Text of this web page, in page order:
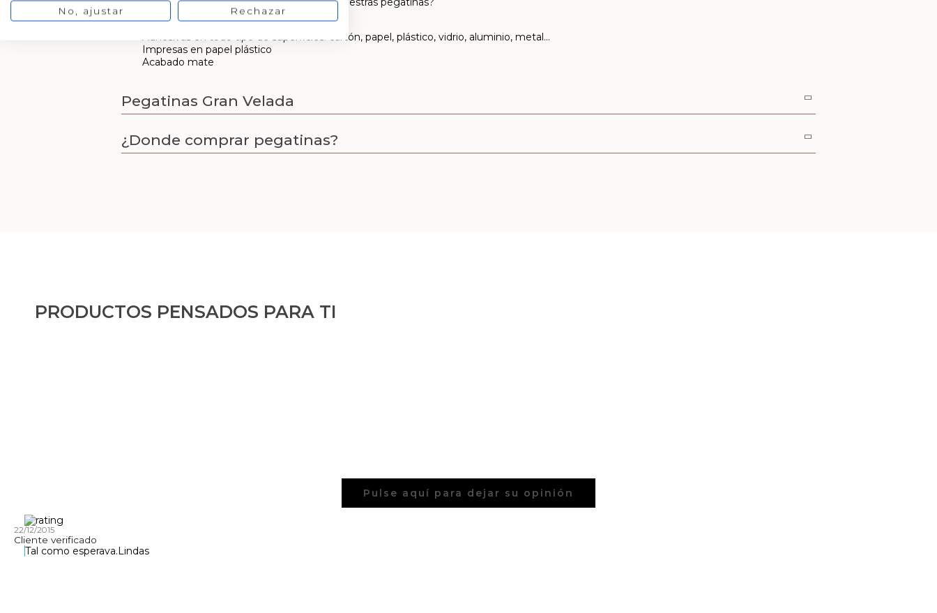
Resistentes, incluso al agua
Adhesivas en todo tipo de superficies: cartón, papel, plástico, vidrio, aluminio, metal…
Impresas en papel plástico
Acabado mate
Pegatinas Gran Velada
¿Donde comprar pegatinas?
PRODUCTOS PENSADOS PARA TI
Pulse aquí para dejar su opinión
22/12/2015
Cliente verificado
Tal como esperava.Lindas
No, ajustar Rechazar